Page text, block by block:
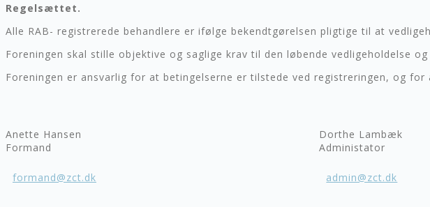
Regelsættet.
Alle RAB- registrerede behandlere er ifølge bekendtgørelsen pligtige til at
Foreningen skal stille objektive og saglige krav til den løbende vedligeholdelse
Foreningen er ansvarlig for at betingelserne er tilstede ved registreringen, og
Anette Hansen
Formand
formand@zct.dk
Dorthe Lambæk
Administator
admin@zct.dk